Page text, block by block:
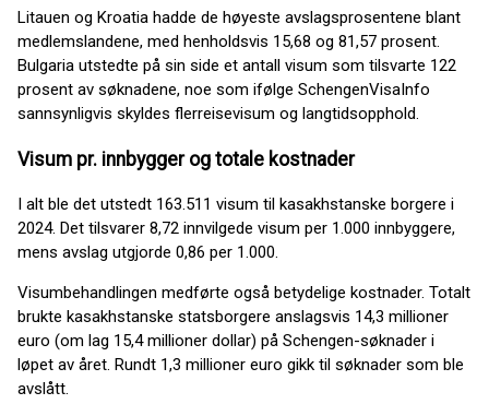
Litauen og Kroatia hadde de høyeste avslagsprosentene blant
medlemslandene, med henholdsvis 15,68 og 81,57 prosent.
Bulgaria utstedte på sin side et antall visum som tilsvarte 122
prosent av søknadene, noe som ifølge SchengenVisaInfo
sannsynligvis skyldes flerreisevisum og langtidsopphold.
Visum pr. innbygger og totale kostnader
I alt ble det utstedt 163.511 visum til kasakhstanske borgere i
2024. Det tilsvarer 8,72 innvilgede visum per 1.000 innbyggere,
mens avslag utgjorde 0,86 per 1.000.
Visumbehandlingen medførte også betydelige kostnader. Totalt
brukte kasakhstanske statsborgere anslagsvis 14,3 millioner
euro (om lag 15,4 millioner dollar) på Schengen-søknader i
løpet av året. Rundt 1,3 millioner euro gikk til søknader som ble
avslått.